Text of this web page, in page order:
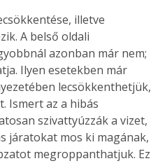
illetve
A belső oldali
azonban már nem;
Ilyen esetekben már
lecsökkenthetjük,
Ismert az a hibás
szivattyúzzák a vizet,
járatokat mos ki magának,
megroppanthatjuk. Ez